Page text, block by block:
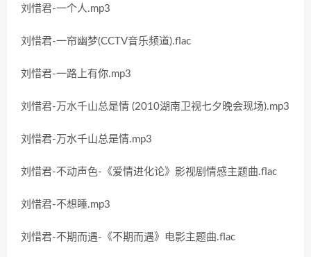
刘惜君-一个人.mp3
刘惜君-一帘幽梦(CCTV音乐频道).flac
刘惜君-一路上有你.mp3
刘惜君-万水千山总是情 (2010湖南卫视七夕晚会现场).mp3
刘惜君-万水千山总是情.mp3
刘惜君-不动声色-《爱情进化论》影视剧情感主题曲.flac
刘惜君-不想睡.mp3
刘惜君-不期而遇-《不期而遇》电影主题曲.flac